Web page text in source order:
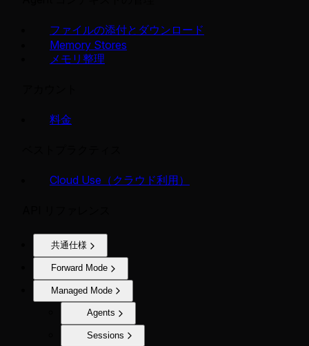
ファイルの添付とダウンロード
Memory Stores
メモリ整理
料金
Cloud Use（クラウド利用）
共通仕様
Forward Mode
Managed Mode
Agents
Sessions